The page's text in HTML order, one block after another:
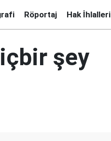
Röportaj Hak İhlalleri
şey